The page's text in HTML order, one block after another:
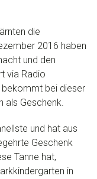
die
2016 haben
und den
via Radio
bekommt bei dieser
als Geschenk.
und hat aus
Geschenk
Tanne hat,
in